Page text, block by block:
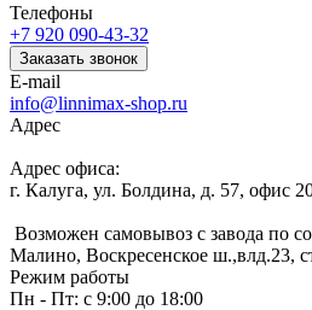
Телефоны
+7 920 090-43-32
Заказать звонок
E-mail
info@linnimax-shop.ru
Адрес
Адрес офиса:
г. Калуга, ул. Болдина, д. 57, офис
Возможен самовывоз с завода по
Малино, Воскресенское ш.,влд.23,
Режим работы
Пн - Пт: с 9:00 до 18:00